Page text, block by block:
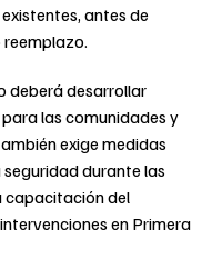
antes de
deberá desarrollar
las comunidades y
exige medidas
durante las
capacitación del
en Primera